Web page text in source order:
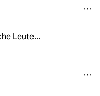
Leute...